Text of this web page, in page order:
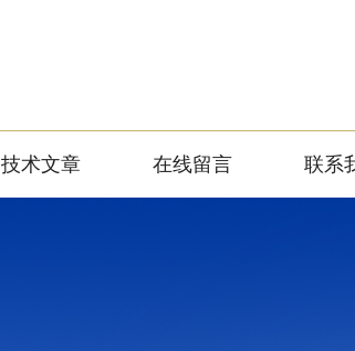
技术文章 在线留言 联系